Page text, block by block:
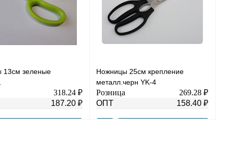
13см зеленые
318.24 ₽
187.20 ₽
Ножницы 25см крепление
металл.черн YK-4
Розница
269.28 ₽
ОПТ
158.40 ₽